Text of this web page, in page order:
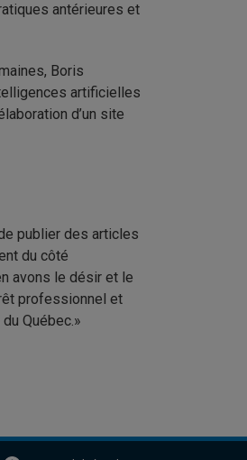
antérieures et
Boris
artificielles
d’un site
publier des articles
du côté
avons le désir et le
professionnel et
Québec.»